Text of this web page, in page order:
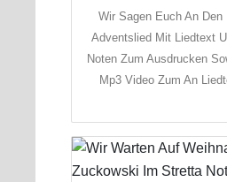
Wir Sagen Euch An Den
Adventslied Mit Liedtext
Noten Zum Ausdrucken
Mp3 Video Zum An